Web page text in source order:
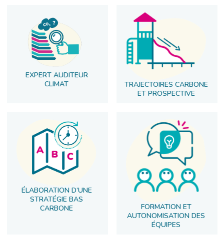
EXPERT AUDITEUR
CLIMAT
TRAJECTOIRES CARBONE
ET PROSPECTIVE
ÉLABORATION D’UNE
STRATÉGIE BAS
CARBONE
FORMATION ET
AUTONOMISATION DES
ÉQUIPES